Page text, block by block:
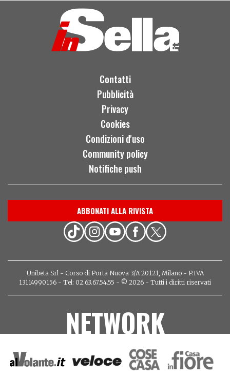
Contatti
Pubblicità
Privacy
Cookies
Condizioni d'uso
Community policy
Notifiche push
ABBONATI ALLA RIVISTA
Unibeta Srl - Corso di Porta Nuova 3/A 20121, Milano - P.IVA
13114990156 - Tel: 02.63.67.54.55 - © 2026 - Tutti i diritti riservati
NETWORK